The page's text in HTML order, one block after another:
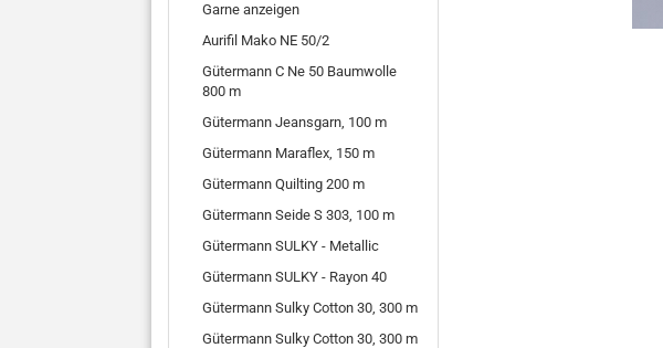
Garne anzeigen
Aurifil Mako NE 50/2
Gütermann C Ne 50 Baumwolle
800 m
Gütermann Jeansgarn, 100 m
Gütermann Maraflex, 150 m
Gütermann Quilting 200 m
Gütermann Seide S 303, 100 m
Gütermann SULKY - Metallic
Gütermann SULKY - Rayon 40
Gütermann Sulky Cotton 30, 300 m
Gütermann Sulky Cotton 30, 300 m